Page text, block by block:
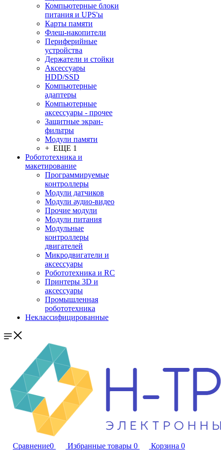
Компьютерные блоки
питания и UPS'ы
Карты памяти
Флеш-накопители
Периферийные
устройства
Держатели и стойки
Аксессуары
HDD/SSD
Компьютерные
адаптеры
Компьютерные
аксессуары - прочее
Защитные экран-
фильтры
Модули памяти
+ ЕЩЕ 1
Робототехника и
макетирование
Программируемые
контроллеры
Модули датчиков
Модули аудио-видео
Прочие модули
Модули питания
Модульные
контроллеры
двигателей
Микродвигатели и
аксессуары
Робототехника и RC
Принтеры 3D и
аксессуары
Промышленная
робототехника
Неклассифицированные
Сравнение0 Избранные товары 0 Корзина 0